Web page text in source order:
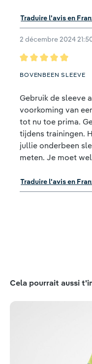
Traduire l'avis en
2 décembre 2024
BOVENBEEN SLEEVE
Gebruik de sleeve
voorkoming van
tot nu toe prima.
tijdens trainingen.
jullie onderbeen
meten. Je moet
Traduire l'avis en
Ignorer la galerie de
Cela pourrait aussi